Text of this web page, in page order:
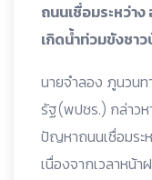
ถนนเชื่อมระหว่า
เกิดน้ำท่วมขังชา
นายจำลอง ภูนวน
รัฐ(พปชร.) กล่าวห
ปัญหาถนนเชื่อมระ
เนื่องจากเวลาหน้